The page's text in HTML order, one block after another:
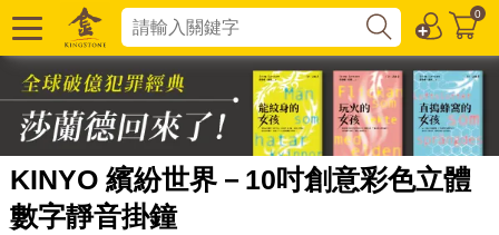
0
KINYO 繽紛世界－10吋創意彩色立體
數字靜音掛鐘